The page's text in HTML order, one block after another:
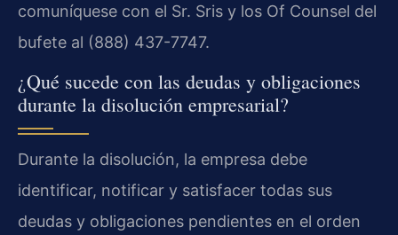
comuníquese con el Sr. Sris y los Of Counsel del
bufete al (888) 437-7747.
¿Qué sucede con las deudas y obligaciones
durante la disolución empresarial?
Durante la disolución, la empresa debe
identificar, notificar y satisfacer todas sus
deudas y obligaciones pendientes en el orden